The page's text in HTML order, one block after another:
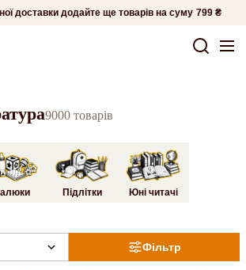
доставки додайте ще товарів на суму 799 ₴
9000 товарів
Підлітки Юні читачі
Фільтр